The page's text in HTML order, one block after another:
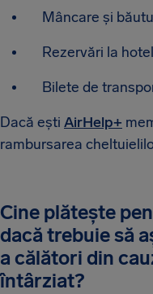
Mâncare și
Rezervări la hotel
Bilete de
Dacă ești AirHelp+
rambursarea
Cine plătește
dacă trebuie să
a călători din
întârziat?